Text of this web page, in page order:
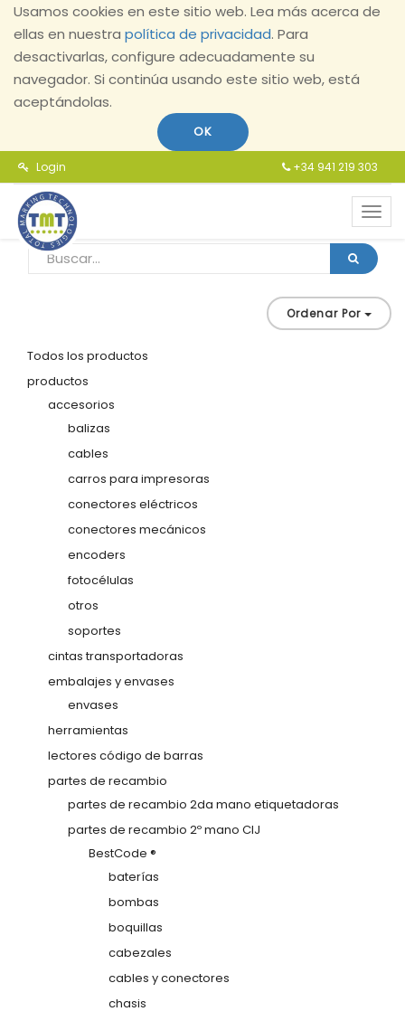
Usamos cookies en este sitio web. Lea más acerca de
ellas en nuestra política de privacidad. Para
desactivarlas, configure adecuadamente su
navegador. Si continúa usando este sitio web, está
aceptándolas.
OK
+34 941 219 303
Login
Ordenar Por
Todos los productos
productos
accesorios
balizas
cables
carros para impresoras
conectores eléctricos
conectores mecánicos
encoders
fotocélulas
otros
soportes
cintas transportadoras
embalajes y envases
envases
herramientas
lectores código de barras
partes de recambio
partes de recambio 2da mano etiquetadoras
partes de recambio 2º mano CIJ
BestCode ®
baterías
bombas
boquillas
cabezales
cables y conectores
chasis